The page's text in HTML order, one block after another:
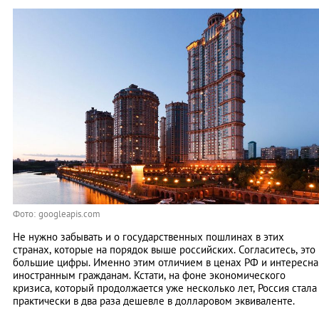
Фото: googleapis.com
Не нужно забывать и о государственных пошлинах в этих
странах, которые на порядок выше российских. Согласитесь, это
большие цифры. Именно этим отличием в ценах РФ и интересна
иностранным гражданам. Кстати, на фоне экономического
кризиса, который продолжается уже несколько лет, Россия стала
практически в два раза дешевле в долларовом эквиваленте.